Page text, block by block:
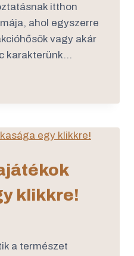
itthon
ahol egyszerre
vagy akár
karakterünk…
klikkre!
a természet